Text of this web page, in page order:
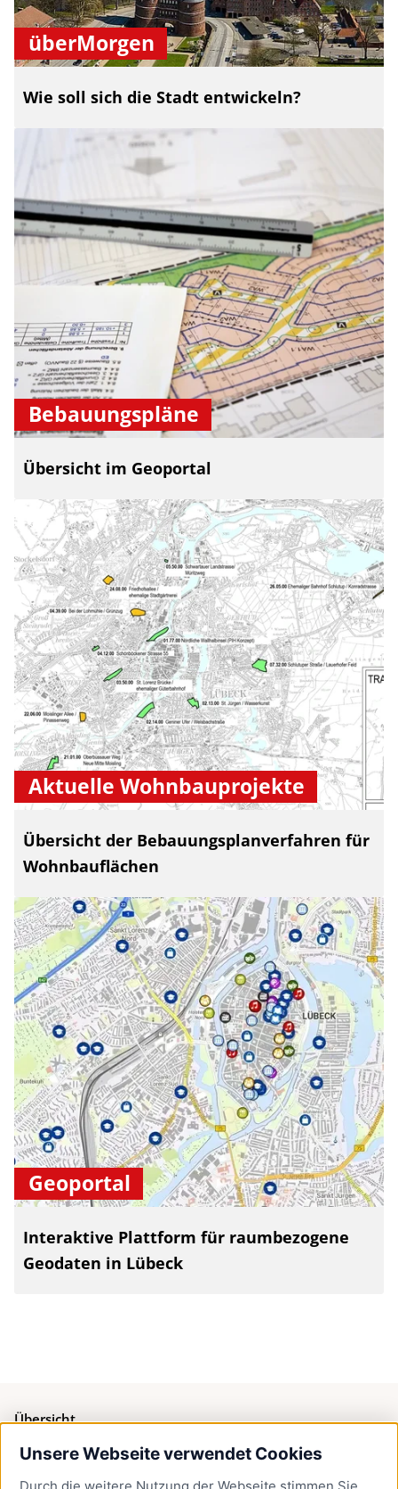
Unsere Webseite verwendet Cookies
überMorgen
Wie soll sich die Stadt entwickeln?
Bebauungspläne
Übersicht im Geoportal
Aktuelle Wohnbauprojekte
Übersicht der Bebauungsplanverfahren für
Wohnbauflächen
Geoportal
Interaktive Plattform für raumbezogene
Geodaten in Lübeck
Übersicht
Bürgerservice
Presse